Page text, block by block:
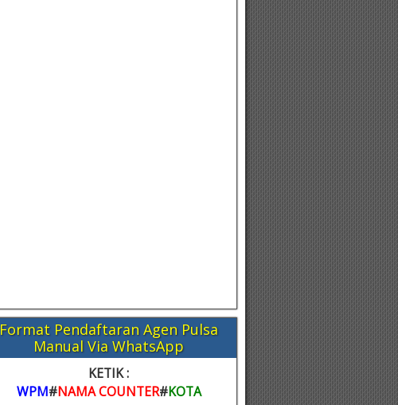
Format Pendaftaran Agen Pulsa
Manual Via WhatsApp
KETIK :
WPM#NAMA COUNTER#KOTA